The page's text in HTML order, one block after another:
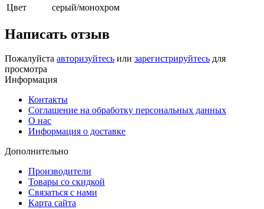
Цвет
серый/монохром
Написать отзыв
Пожалуйста авторизуйтесь или зарегистрируйтесь для
просмотра
Информация
Контакты
Соглашение на обработку персональных данных
О нас
Информация о доставке
Дополнительно
Производители
Товары со скидкой
Связаться с нами
Карта сайта